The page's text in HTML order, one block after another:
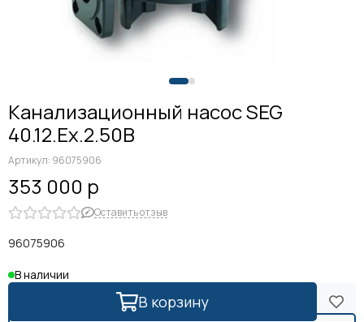
Канализационный насос SEG
40.12.Ex.2.50B
Артикул: 96075906
353 000 р
Оставить отзыв
96075906
В наличии
В корзину